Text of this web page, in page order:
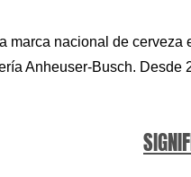
marca nacional de
Anheuser-Busch.